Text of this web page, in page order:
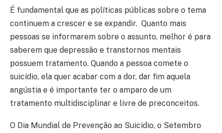
É fundamental que as políticas públicas sobre o tema
continuem a crescer e se expandir. Quanto mais
pessoas se informarem sobre o assunto, melhor é para
saberem que depressão e transtornos mentais
possuem tratamento. Quando a pessoa comete o
suicídio, ela quer acabar com a dor, dar fim aquela
angústia e é importante ter o amparo de um
tratamento multidisciplinar e livre de preconceitos.
O Dia Mundial de Prevenção ao Suicídio, o Setembro